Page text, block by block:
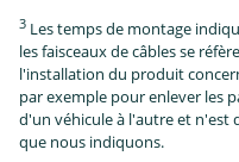
3 Les temps de montage
les faisceaux de câbles se
l'installation du produit
par exemple pour enlever les
d'un véhicule à l'autre et n'est
que nous indiquons.